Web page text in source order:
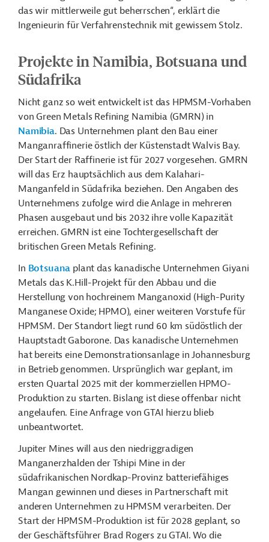
das wir mittlerweile gut beherrschen“, erklärt die
Ingenieurin für Verfahrenstechnik mit gewissem Stolz.
Projekte in Namibia, Botsuana und
Südafrika
Nicht ganz so weit entwickelt ist das HPMSM-Vorhaben
von Green Metals Refining Namibia (GMRN) in
Namibia. Das Unternehmen plant den Bau einer
Manganraffinerie östlich der Küstenstadt Walvis Bay.
Der Start der Raffinerie ist für 2027 vorgesehen. GMRN
will das Erz hauptsächlich aus dem Kalahari-
Manganfeld in Südafrika beziehen. Den Angaben des
Unternehmens zufolge wird die Anlage in mehreren
Phasen ausgebaut und bis 2032 ihre volle Kapazität
erreichen.GMRN ist eine Tochtergesellschaft der
britischen Green Metals Refining.
In Botsuana plant das kanadische Unternehmen Giyani
Metals das K.Hill-Projekt für den Abbau und die
Herstellung von hochreinem Manganoxid (High-Purity
Manganese Oxide; HPMO), einer weiteren Vorstufe für
HPMSM. Der Standort liegt rund 60 km südöstlich der
Hauptstadt Gaborone. Das kanadische Unternehmen
hat bereits eine Demonstrationsanlage in Johannesburg
in Betrieb genommen. Ursprünglich war geplant, im
ersten Quartal 2025 mit der kommerziellen HPMO-
Produktion zu starten. Bislang ist diese offenbar nicht
angelaufen. Eine Anfrage von GTAI hierzu blieb
unbeantwortet.
Jupiter Mines will aus den niedriggradigen
Manganerzhalden der Tshipi Mine in der
südafrikanischen Nordkap-Provinz batteriefähiges
Mangan gewinnen und dieses in Partnerschaft mit
anderen Unternehmen zu HPMSM verarbeiten. Der
Start der HPMSM-Produktion ist für 2028 geplant, so
der Geschäftsführer Brad Rogers zu GTAI. Wo die